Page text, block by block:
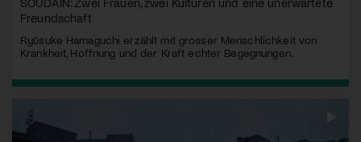
Freundschaft
Ryūsuke Hamaguchi erzählt mit grosser Menschlichkeit von
Krankheit, Hoffnung und der Kraft echter Begegnungen.